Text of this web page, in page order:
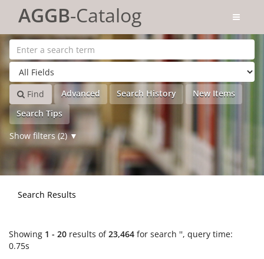
23,464
AGGB-Catalog
Find Advanced Search History
New Items
Search Tips
Show filters (2)
Search Results
Showing 1 - 20 results of23,464 for search '', query time:
0.75s